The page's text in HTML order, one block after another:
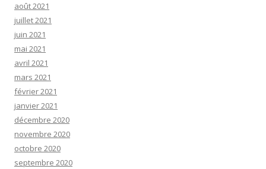
août 2021
juillet 2021
juin 2021
mai 2021
avril 2021
mars 2021
février 2021
janvier 2021
décembre 2020
novembre 2020
octobre 2020
septembre 2020